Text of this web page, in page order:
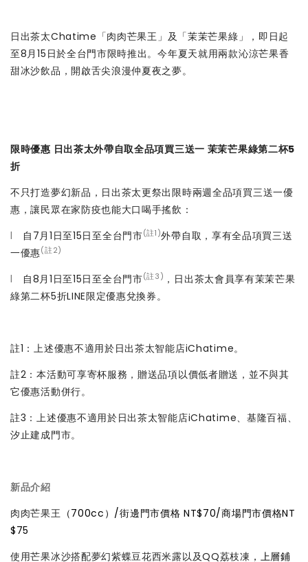
日出茶太Chatime「肉肉芒果王」及「茉茉芒果綠」，即日起
至8月15日於全台門市限時推出。今年夏天就用兩款沁涼芒果香
甜冰沙飲品，開啟舌尖浪漫仲夏夜之夢。
限時優惠 日出茶太外帶自取全品項買三送一 茉茉芒果綠第二杯5
折
不只打造夢幻新品，日出茶太更祭出限時兩週全品項買三送一優
惠，讓民眾在家防疫也能大口喝手搖飲：
l
自7月1日至15日至全台門市(註1)外帶自取，享有全品項買三送
一優惠(註2)
l 自8月1日至15日至全台門市(註3) ，日出茶太會員享有茉茉芒果
綠第二杯5折LINE限定優惠兌換券。
註1：上述優惠不適用於日出茶太智能店iChatime。
註2：本活動可享寄杯服務，贈送品項以價低者贈送，並不與其
它優惠活動併行。
註3：上述優惠不適用於日出茶太智能店iChatime、基隆百福、
汐止建成門市。
新品介紹
肉肉芒果王 （700cc）/街邊門市價格 NT$70/商場門市價格NT
$75
使用芒果冰沙搭配夢幻紫蝶豆花西米露以及QQ荔枝凍 ，上層鋪